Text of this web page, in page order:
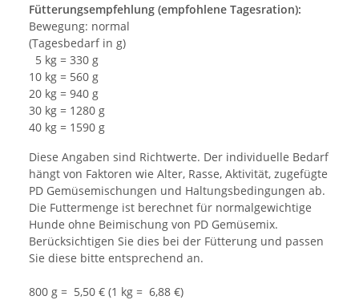
Fütterungsempfehlung (empfohlene Tagesration):
Bewegung: normal
(Tagesbedarf in g)
5 kg = 330 g
10 kg = 560 g
20 kg = 940 g
30 kg = 1280 g
40 kg = 1590 g
Diese Angaben sind Richtwerte. Der individuelle Bedarf
hängt von Faktoren wie Alter, Rasse, Aktivität, zugefügte
PD Gemüsemischungen und Haltungsbedingungen ab.
Die Futtermenge ist berechnet für normalgewichtige
Hunde ohne Beimischung von PD Gemüsemix.
Berücksichtigen Sie dies bei der Fütterung und passen
Sie diese bitte entsprechend an.
800 g = 5,50 € (1 kg = 6,88 €)